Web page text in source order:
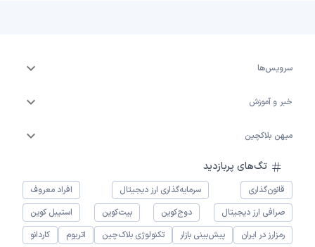
سرویس‌ها
خبر و آموزش
میهن بلاکچین
تگ‌های پربازدید
قانون‌گذاری سرمایه‌گذاری ارز دیجیتال
افراد معروف
صرافی ارز دیجیتال
دوج‌کوین بیت‌کوین
استیبل کوین
رمزارز در ایران
پیش‌بینی بازار تکنولوژی بلاک‌چین اتریوم کاردانو